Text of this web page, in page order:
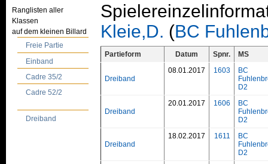
Ranglisten aller
Klassen
auf dem kleinen Billard
Freie Partie
Einband
Cadre 35/2
Cadre 52/2
Dreiband
Kleie,D. (BC
Partieform Datum Spnr. MS
Dreiband
08.01.2017 1603
BC
D2
Dreiband
20.01.2017 1606
BC
D2
Dreiband
18.02.2017 1611
BC
D2